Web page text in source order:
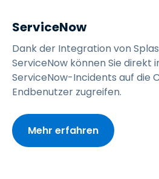
ServiceNow
Dank der Integration von
ServiceNow können Sie direkt
ServiceNow-Incidents auf die
Endbenutzer zugreifen.
Mehr erfahren